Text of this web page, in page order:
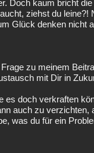
Doch kaum bricht
ziehst du leine?!
Glück denken nicht
zu meinem
mit Dir in
es doch verkraften
auch zu verzichten,
was du für ein